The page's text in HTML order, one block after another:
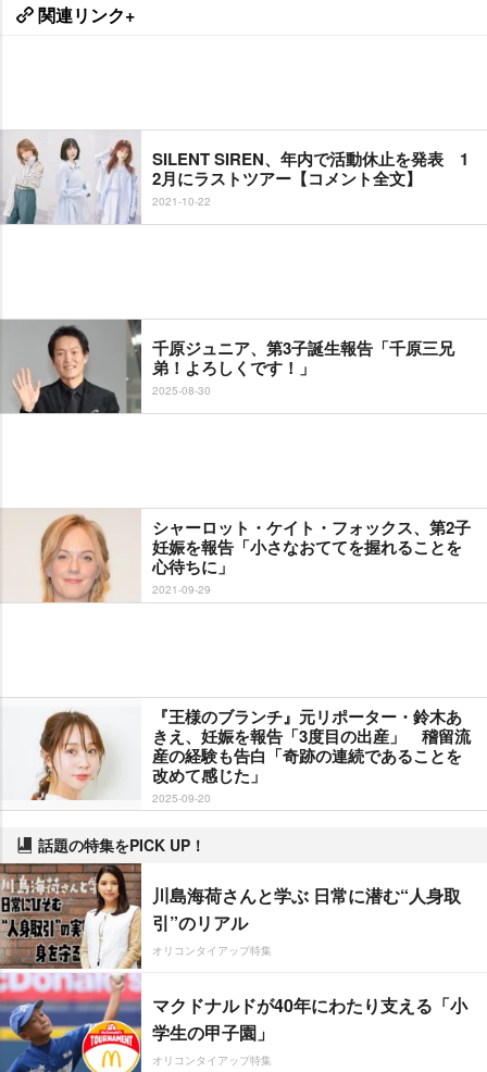
関連リンク+
SILENT SIREN、年内で活動休止を発表 1
2月にラストツアー【コメント全文】
2021-10-22
千原ジュニア、第3子誕生報告「千原三兄
弟！よろしくです！」
2025-08-30
シャーロット・ケイト・フォックス、第2子
妊娠を報告「小さなおててを握れることを
心待ちに」
2021-09-29
『王様のブランチ』元リポーター・鈴木あ
きえ、妊娠を報告「3度目の出産」 稽留流
産の経験も告白「奇跡の連続であることを
改めて感じた」
2025-09-20
話題の特集をPICK UP！
川島海荷さんと学ぶ 日常に潜む“人身取
引”のリアル
オリコンタイアップ特集
マクドナルドが40年にわたり支える「小
学生の甲子園」
オリコンタイアップ特集